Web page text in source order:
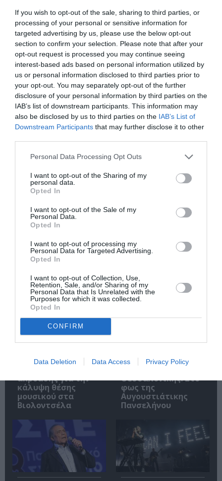
If you wish to opt-out of the sale, sharing to third parties, or
processing of your personal or sensitive information for
targeted advertising by us, please use the below opt-out
section to confirm your selection. Please note that after your
opt-out request is processed you may continue seeing
interest-based ads based on personal information utilized by
us or personal information disclosed to third parties prior to
your opt-out. You may separately opt-out of the further
disclosure of your personal information by third parties on the
IAB’s list of downstream participants. This information may
also be disclosed by us to third parties on the IAB’s List of
Downstream Participants that may further disclose it to other
Personal Data Processing Opt Outs
I want to opt-out of the Sharing of my
personal data.
Opted In
I want to opt-out of the Sale of my
Personal Data.
Opted In
I want to opt-out of processing my
Personal Data for Targeted Advertising.
Opted In
I want to opt-out of Collection, Use,
Retention, Sale, and/or Sharing of my
Personal Data that Is Unrelated with the
Purposes for which it was collected.
Opted In
CONFIRM
Data Deletion Data Access Privacy Policy
Νέοι Διαγωνισμοί❯
Tags
JAZZ - BLUES - ETHNIC
POP - ROCK - ALTERNATIVE
ΑΝΑΚΟΙΝΩΣΕΙΣ
ΒΡΑΒΕΙΑ ΟΣΚΑΡ
ΝΑΝΑ ΜΟΥΣΧΟΥΡΗ
ΦΡΑΝΚ ΣΙΝΑΤΡΑ
Newsletter
την Τέχνη και τον Πολιτισμό!
Ακολουθήστε το Culturenow.gr
Σχετικά Άρθρα
Εθνική Λυρική
Σκηνή: Ανακοίνωση
ακρόασης για την
κάλυψη θέσης
μουσικού στα
Βιολοντσέλα
Αρχαιολογικό
Μουσείο
Θεσσαλονίκης: Στο
φως της
Αυγουστιάτικης
Πανσελήνου